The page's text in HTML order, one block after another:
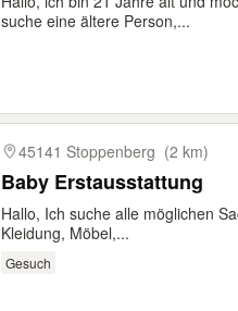
suche eine ältere Person,...
45141 Stoppenberg (2 km)
Baby Erstausstattung
Hallo, Ich suche alle möglichen
Kleidung, Möbel,...
Gesuch